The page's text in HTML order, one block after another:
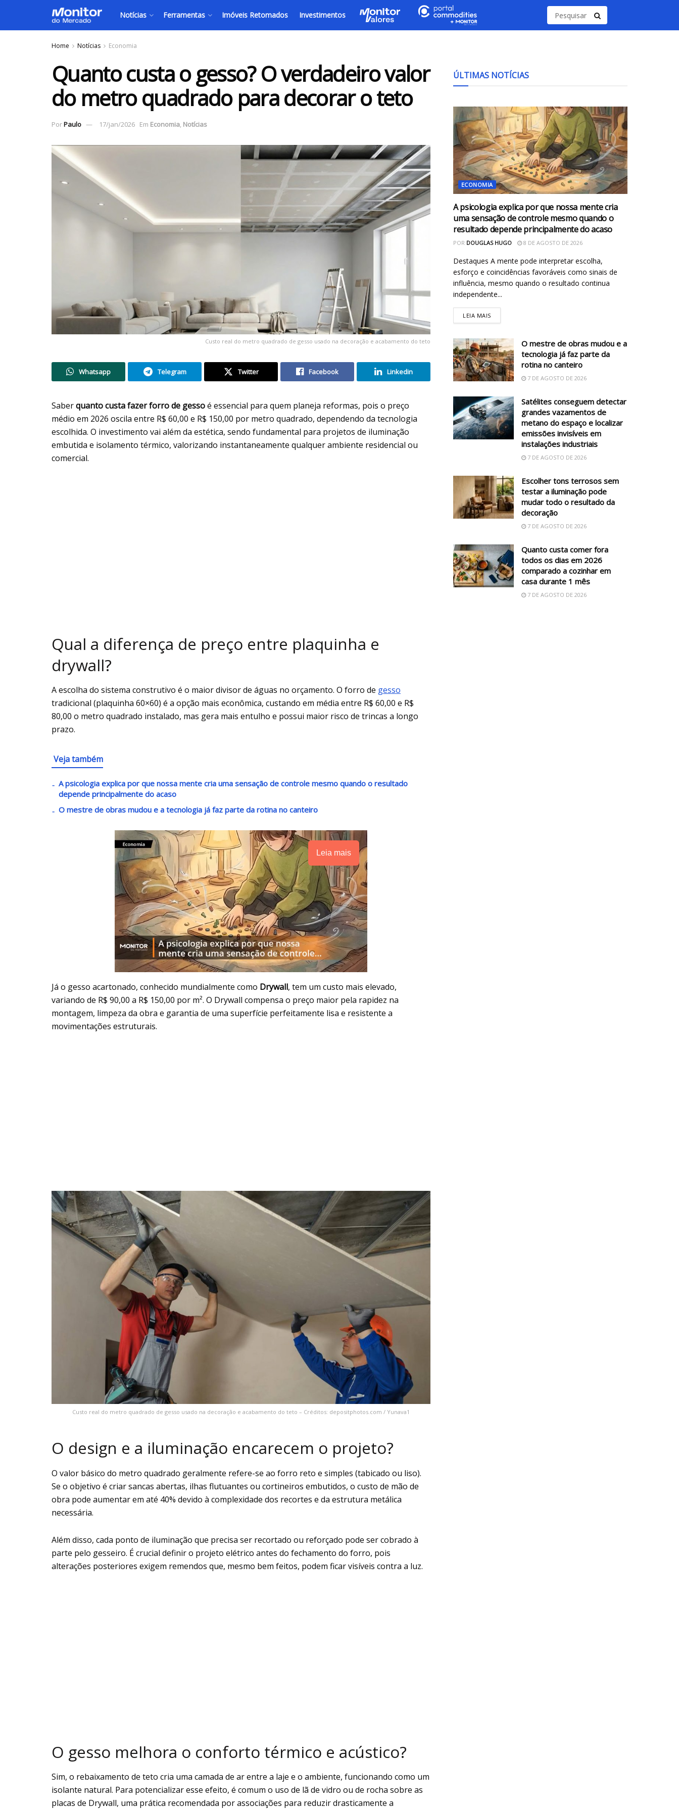
Notícias Ferramentas Imóveis Retomados Investimentos
Home Notícias Economia
Quanto custa o gesso? O verdadeiro valor
do metro quadrado para decorar o teto
PorPaulo 17/jan/2026 Em Economia, Notícias
Custo real do metro quadrado de gesso usado na decoração e acabamento do teto
Whatsapp Telegram Twitter Facebook Linkedin
Saberquanto custa fazer forro de gessoé essencial para quem planeja reformas, pois o preço
médio em 2026 oscila entre R$ 60,00 e R$ 150,00 por metro quadrado, dependendo da tecnologia
escolhida. O investimento vai além da estética, sendo fundamental para projetos de iluminação
embutida e isolamento térmico, valorizando instantaneamente qualquer ambiente residencial ou
comercial.
Qual a diferença de preço entre plaquinha e
drywall?
A escolha do sistema construtivo é o maior divisor de águas no orçamento. O forro de gesso
tradicional (plaquinha 60×60) é a opção mais econômica, custando em média entre R$ 60,00 e R$
80,00 o metro quadrado instalado, mas gera mais entulho e possui maior risco de trincas a longo
prazo.
Veja também
A psicologia explica por que nossa mente cria uma sensação de controle mesmo quando o resultado
depende principalmente do acaso
O mestre de obras mudou e a tecnologia já faz parte da rotina no canteiro
Leia mais
Já o gesso acartonado, conhecido mundialmente como Drywall, tem um custo mais elevado,
variando de R$ 90,00 a R$ 150,00 por m². O Drywall compensa o preço maior pela rapidez na
montagem, limpeza da obra e garantia de uma superfície perfeitamente lisa e resistente a
movimentações estruturais.
Custo real do metro quadrado de gesso usado na decoração e acabamento do teto – Créditos: depositphotos.com / Yunava1
O design e a iluminação encarecem o projeto?
O valor básico do metro quadrado geralmente refere-se ao forro reto e simples (tabicado ou liso).
Se o objetivo é criar sancas abertas, ilhas flutuantes ou cortineiros embutidos, o custo de mão de
obra pode aumentar em até 40% devido à complexidade dos recortes e da estrutura metálica
necessária.
Além disso, cada ponto de iluminação que precisa ser recortado ou reforçado pode ser cobrado à
parte pelo gesseiro. É crucial definir o projeto elétrico antes do fechamento do forro, pois
alterações posteriores exigem remendos que, mesmo bem feitos, podem ficar visíveis contra a luz.
O gesso melhora o conforto térmico e acústico?
Sim, o rebaixamento de teto cria uma camada de ar entre a laje e o ambiente, funcionando como um
isolante natural. Para potencializar esse efeito, é comum o uso de lã de vidro ou de rocha sobre as
placas de Drywall, uma prática recomendada por associações para reduzir drasticamente a
ÚLTIMAS NOTÍCIAS
ECONOMIA
A psicologia explica por que nossa mente cria
uma sensação de controle mesmo quando o
resultado depende principalmente do acaso
POR DOUGLAS HUGO 8 DE AGOSTO DE 2026
Destaques A mente pode interpretar escolha,
esforço e coincidências favoráveis como sinais de
influência, mesmo quando o resultado continua
independente...
LEIA MAIS
O mestre de obras mudou e a
tecnologia já faz parte da
rotina no canteiro
7 DE AGOSTO DE 2026
Satélites conseguem detectar
grandes vazamentos de
metano do espaço e localizar
emissões invisíveis em
instalações industriais
7 DE AGOSTO DE 2026
Escolher tons terrosos sem
testar a iluminação pode
mudar todo o resultado da
decoração
7 DE AGOSTO DE 2026
Quanto custa comer fora
todos os dias em 2026
comparado a cozinhar em
casa durante 1 mês
7 DE AGOSTO DE 2026